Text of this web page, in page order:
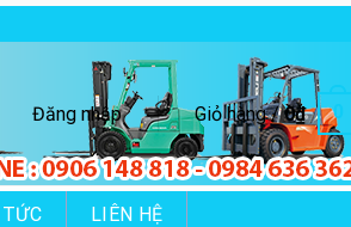
Đăng nhập Giỏ hàng /0₫ 0
LIÊN HỆ